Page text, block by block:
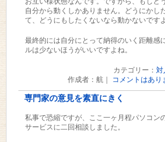
自分から動くしかありません。どうにかし
て、どうにもしたくないなら動かないです
最終的には自分にとって納得のいく距離感
ルは少ないほうがいいですよね。
カテゴリー： 対
作成者：航｜
コメントはあり
専門家の意見を素直にきく
私事で恐縮ですが、ここ一ヶ月程パソコン
サービスに二回相談しました。